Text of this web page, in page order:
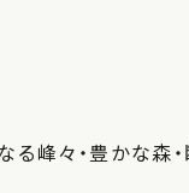
る峰々・豊かな森